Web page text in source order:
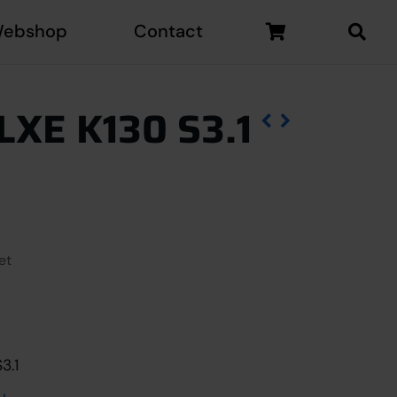
Contact
K130 S3.1